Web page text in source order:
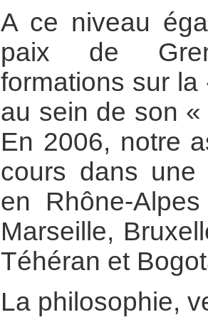
A ce niveau
paix de
formations sur
au sein de son
En 2006, notre
cours dans une
en Rhône-
Marseille,
Téhéran et
La philosophie,